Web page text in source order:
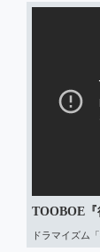
TOOBOE
ドラマイズム